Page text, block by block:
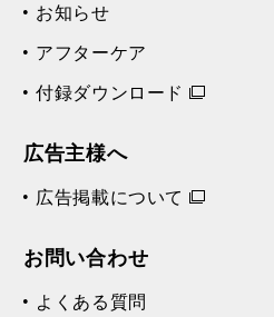
お知らせ
アフターケア
付録ダウンロード
広告主様へ
広告掲載について
お問い合わせ
よくある質問